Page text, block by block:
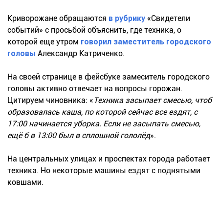
Криворожане обращаются в рубрику «Свидетели
событий» с просьбой объяснить, где техника, о
которой еще утром говорил заместитель городского
головы Александр Катриченко.
На своей странице в фейсбуке замеситель городского
головы активно отвечает на вопросы горожан.
Цитируем чиновника: « Техника засыпает смесью, чтоб
образовалась каша, по которой сейчас все ездят, с
17:00 начинается уборка. Если не засыпать смесью,
ещё б в 13:00 был в сплошной гололёд».
На центральных улицах и проспектах города работает
техника. Но некоторые машины ездят с поднятыми
ковшами.